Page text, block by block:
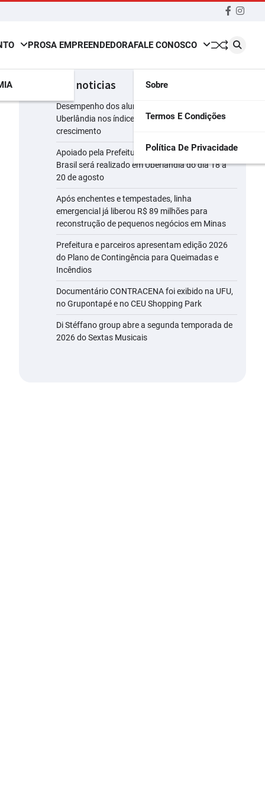
PROSA EMPREENDEDORAFALE CONOSCO
Sobre
Termos E Condições
Política De Privacidade
últimas noticias
Desempenho dos alunos da rede municipal de
Uberlândia nos índices do Ideb registra
crescimento
Apoiado pela Prefeitura, maior evento leiteiro do
Brasil será realizado em Uberlândia do dia 18 a
20 de agosto
Após enchentes e tempestades, linha
emergencial já liberou R$ 89 milhões para
reconstrução de pequenos negócios em Minas
Prefeitura e parceiros apresentam edição 2026
do Plano de Contingência para Queimadas e
Incêndios
Documentário CONTRACENA foi exibido na UFU,
no Grupontapé e no CEU Shopping Park
Di Stéffano group abre a segunda temporada de
2026 do Sextas Musicais